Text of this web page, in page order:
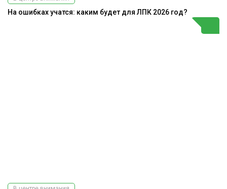
На ошибках учатся: каким будет для ЛПК 2026 год?